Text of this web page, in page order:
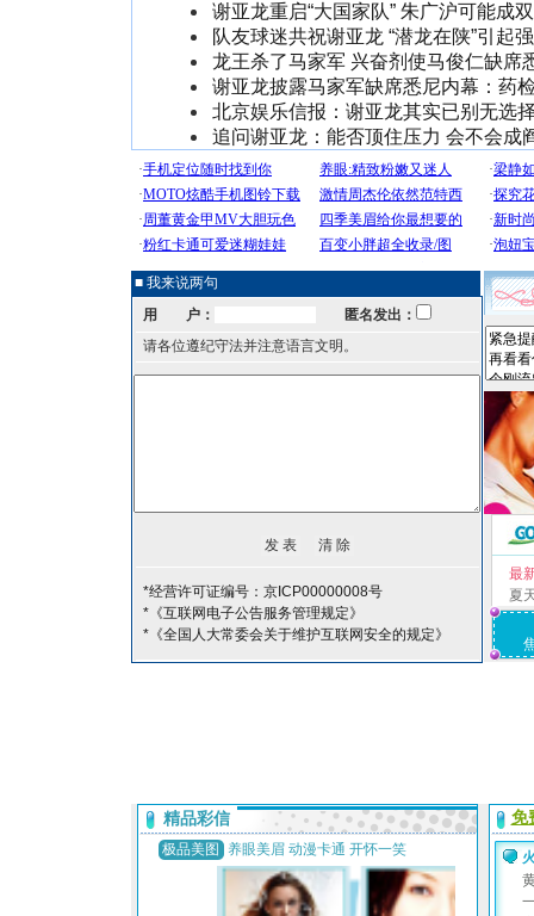
谢亚龙重启“大国家队” 朱广沪可能成
队友球迷共祝谢亚龙 “潜龙在陕”引起
龙王杀了马家军 兴奋剂使马俊仁缺席
谢亚龙披露马家军缺席悉尼内幕：药
北京娱乐信报：谢亚龙其实已别无选
追问谢亚龙：能否顶住压力 会不会成
■ 我来说两句
用 户：
匿名发出：
请各位遵纪守法并注意语言文明。
*经营许可证编号：京ICP00000008号
*《互联网电子公告服务管理规定》
*《全国人大常委会关于维护互联网安全的规定》
最
夏